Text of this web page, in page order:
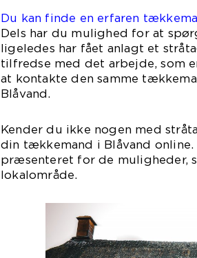
Du kan finde en erfaren
Dels har du mulighed for at
ligeledes har fået anlagt et
tilfredse med det arbejde, som
at kontakte den samme
Kender du ikke nogen med
din tækkemand i Blåvand
præsenteret for de muligheder,